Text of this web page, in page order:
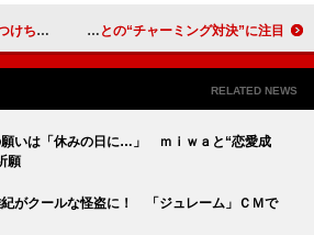
事故”に遭遇 綾野剛、浅野忠信には「恐怖感があった」 上地雄輔との“チャーミング対決”に注目！？
RELATED NEWS
願いは「休みの日に…」 ｍｉｗａと“恋愛成
願
がクールな怪盗に！ 「ジュレーム」ＣＭで